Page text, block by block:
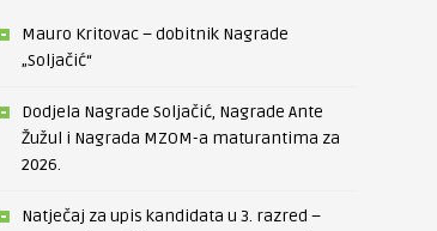
Mauro Kritovac – dobitnik Nagrade
„Soljačić“
Dodjela Nagrade Soljačić, Nagrade Ante
Žužul i Nagrada MZOM-a maturantima za
2026.
Natječaj za upis kandidata u 3. razred –